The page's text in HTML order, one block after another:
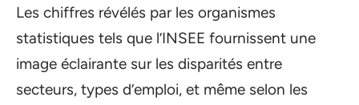
Les chiffres révélés par les organismes
statistiques tels que l’INSEE fournissent une
image éclairante sur les disparités entre
secteurs, types d’emploi, et même selon les